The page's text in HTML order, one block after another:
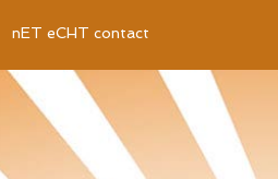
nET eCHT contact